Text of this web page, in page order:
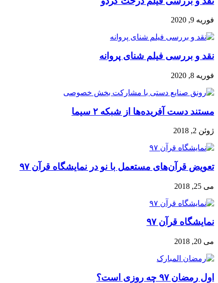
فوریه 9, 2020
نقد و بررسی فیلم شنای پروانه
فوریه 8, 2020
مستند دست آفریده‌ها از شبکه ۲ سیما
ژوئن 2, 2018
تعویض قرآن‌های مستعمل با نو در نمایشگاه قرآن ۹۷
می 25, 2018
نمایشگاه قرآن ۹۷
می 20, 2018
اول رمضان ۹۷ چه روزی است؟